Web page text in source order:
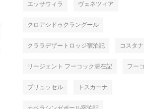
エッサウィラ ヴェネツィア
クロアシドゥクラングール
クララデザートロッジ宿泊記 コスタ
リージェント フーコック滞在記 フー
ブリュッセル トスカーナ